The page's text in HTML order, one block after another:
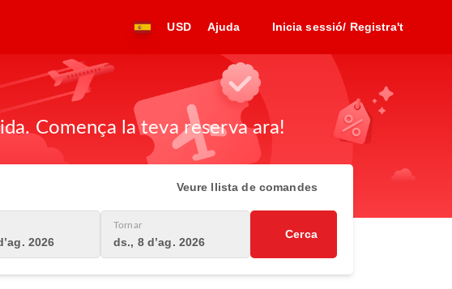
USD Ajuda Inicia sessió/ Registra't
Comença la teva reserva ara!
Veure llista de comandes
2026
Tornar
ds., 8 d’ag. 2026
Cerca